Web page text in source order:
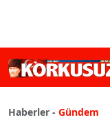
Haberler - Gündem